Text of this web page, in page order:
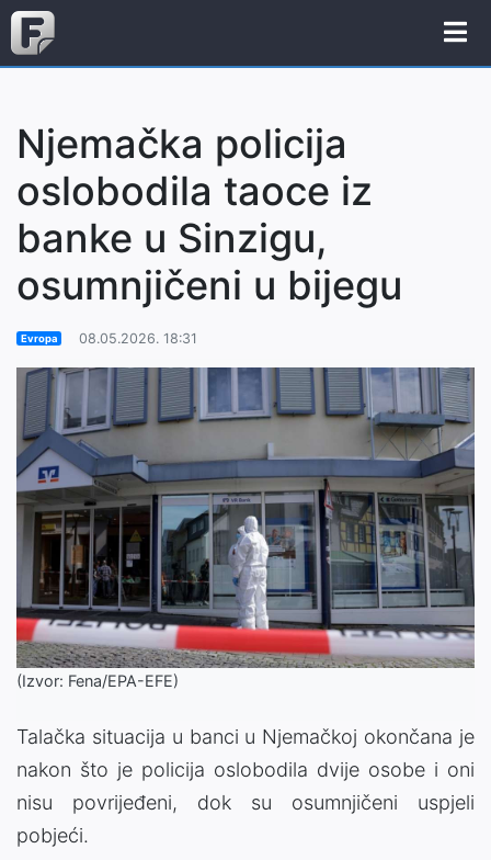
Njemačka policija
oslobodila taoce iz
banke u Sinzigu,
osumnjičeni u bijegu
Evropa 08.05.2026. 18:31
(Izvor: Fena/EPA-EFE)
Talačka situacija u banci u Njemačkoj okončana je
nakon što je policija oslobodila dvije osobe i oni
nisu povrijeđeni, dok su osumnjičeni uspjeli
pobjeći.